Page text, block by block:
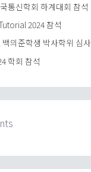
통신학회 하계대회 참석
2024 참석
의준학생 박사학위 심사
학회 참석